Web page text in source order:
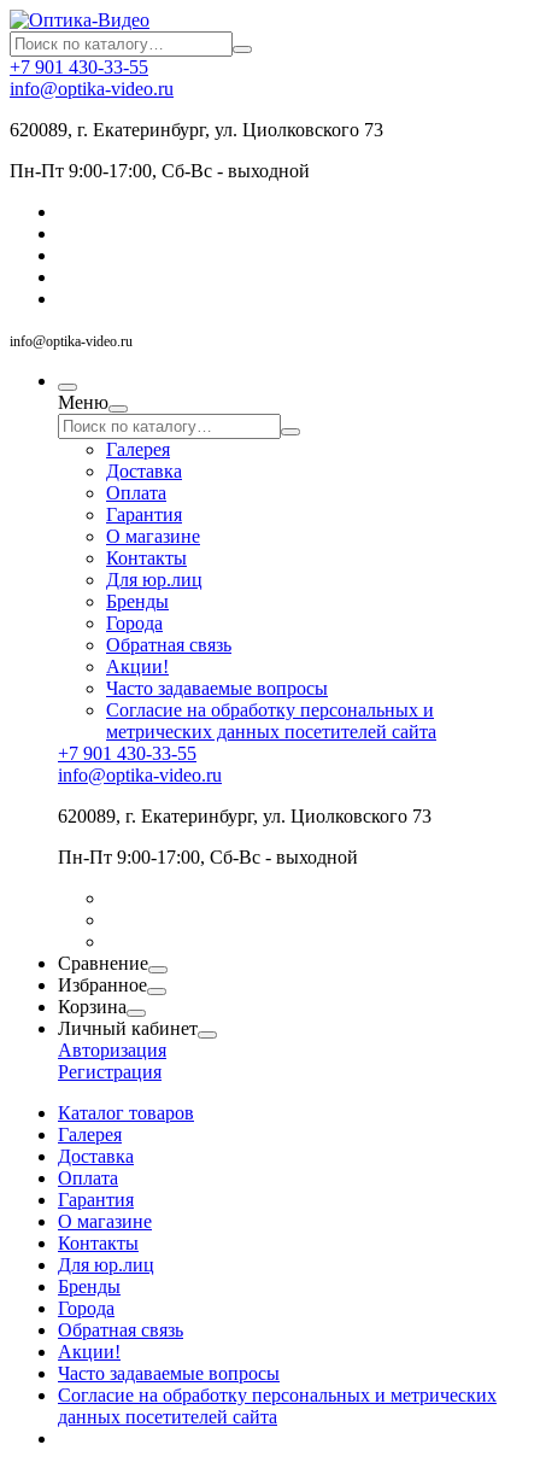
+7 901 430-33-55
info@optika-video.ru
620089, г. Екатеринбург, ул. Циолковского 73
Пн-Пт 9:00-17:00, Сб-Вс - выходной
info@optika-video.ru
Меню
Галерея
Доставка
Оплата
Гарантия
О магазине
Контакты
Для юр.лиц
Бренды
Города
Обратная связь
Акции!
Часто задаваемые вопросы
Согласие на обработку персональных и
метрических данных посетителей сайта
+7 901 430-33-55
info@optika-video.ru
620089, г. Екатеринбург, ул. Циолковского 73
Пн-Пт 9:00-17:00, Сб-Вс - выходной
Сравнение
Избранное
Корзина
Личный кабинет
Авторизация
Регистрация
Каталог товаров
Галерея
Доставка
Оплата
Гарантия
О магазине
Контакты
Для юр.лиц
Бренды
Города
Обратная связь
Акции!
Часто задаваемые вопросы
Согласие на обработку персональных и метрических
данных посетителей сайта